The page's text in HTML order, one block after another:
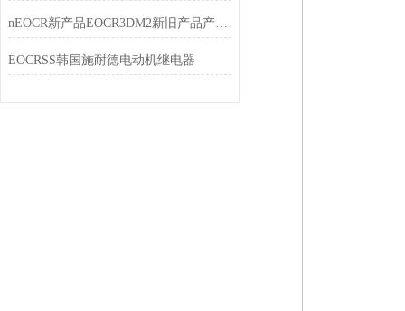
nEOCR新产品EOCR3DM2新旧产品产品订购代码对应表
EOCRSS韩国施耐德电动机继电器